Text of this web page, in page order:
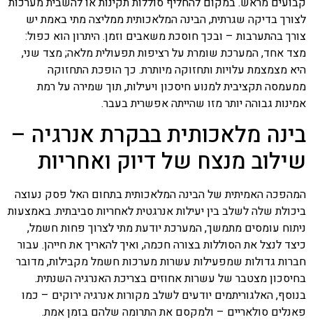
לצורך בדיקה שגרתית, הבינה המלאכותית ממליצה מתי באמת יש
צורך בהתערבות – ובכך חוסכת משאבים וזמן. היתרון הוא כפול:
מצד אחד, המערכת שומרת על רציפות תפעולית מלאה; מצד שני,
היא מצמצמת עלויות ותחזוקה מיותרת. כך הופכת התחזוקה
ממעמסה תקציבית למנוע חיסכון ויעילות, תוך שמירה על רמת
אמינות גבוהה יותר מזו שהייתה אפשרית בעבר.
בינה מלאכותית בבקרת אנרגיה –
שילוב מנצח של דיוק ואחריות
המהפכה האמיתית של הבינה המלאכותית בתחום האל פסק נעוצה
ביכולת שלה לשלב בין יעילות אנרגטית לאחריות סביבתית. באמצעות
ניתוח עומסים מתמשך, המערכת יודעת מתי לצרוך פחות חשמל,
כיצד לנצל את הסוללות בצורה חכמה, ואיך להאריך את חייהן. עבור
חברות גדולות שמפעילות עשרות מערכות חשמל מקבילות, מדובר
בחיסכון מצטבר של עשרות אחוזים בצריכת האנרגיה השנתית.
בנוסף, האלגוריתמים יודעים לשלב מקורות אנרגיה ירוקים – כמו
פאנלים סולאריים – ולמקסם את התרומה שלהם בזמן אמת.